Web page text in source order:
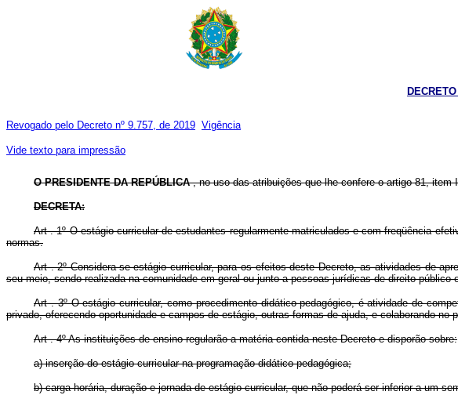
DECRETO
Revogado pelo Decreto nº 9.757, de 2019 Vigência
Vide texto para impressão
O PRESIDENTE DA REPÚBLICA, no uso das atribuições que lhe confere o artigo 81,
DECRETA:
Art . 1º O estágio curricular de estudantes regularmente matriculados e com freqüência
normas.
Art . 2º Considera-se estágio curricular, para os efeitos deste Decreto, as atividades de
seu meio, sendo realizada na comunidade em geral ou junto a pessoas jurídicas de direito
Art . 3º O estágio curricular, como procedimento didático-pedagógico, é atividade de
privado, oferecendo oportunidade e campos de estágio, outras formas de ajuda, e colaborando no
Art . 4º As instituições de ensino regularão a matéria contida neste Decreto e disporão sobre:
a) inserção do estágio curricular na programação didático-pedagógica;
b) carga-horária, duração e jornada de estágio curricular, que não poderá ser inferior a um